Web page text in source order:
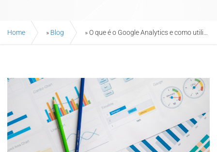
Home » Blog »O que é o Google Analytics e como utilizar a favor do seu negócio